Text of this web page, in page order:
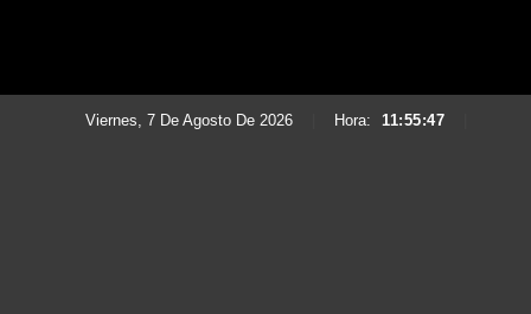
Viernes, 7 De Agosto De 2026 Hora: 11:55:49